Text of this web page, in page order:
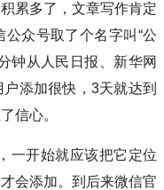
累多了，文章写作肯定
众号取了个名字叫“公
钟从人民日报、新华网
添加很快，3天就达到
信心。
开始就应该把它定位
会添加。到后来微信官